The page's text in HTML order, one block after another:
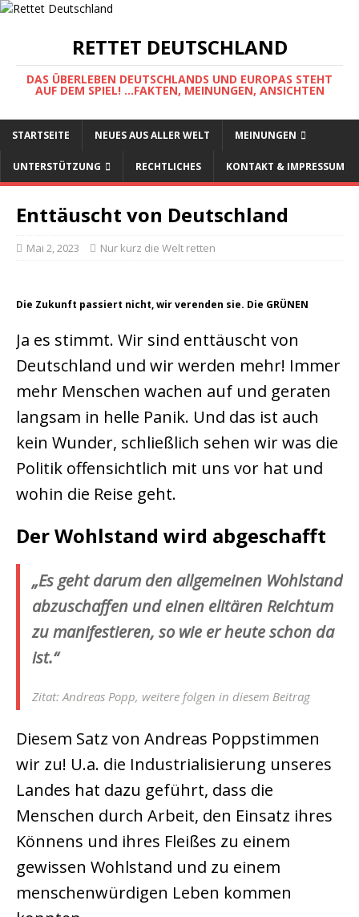
RETTET DEUTSCHLAND
DAS ÜBERLEBEN DEUTSCHLANDS UND EUROPAS STEHT
AUF DEM SPIEL! ...FAKTEN, MEINUNGEN, ANSICHTEN
STARTSEITE NEUES AUS ALLER WELT MEINUNGEN
UNTERSTÜTZUNG RECHTLICHES KONTAKT & IMPRESSUM
Enttäuscht von Deutschland
Mai 2, 2023 Nur kurz die Welt retten
Die Zukunft passiert nicht, wir verenden sie. Die GRÜNEN
Ja es stimmt. Wir sind enttäuscht von
Deutschland und wir werden mehr! Immer
mehr Menschen wachen auf und geraten
langsam in helle Panik. Und das ist auch
kein Wunder, schließlich sehen wir was die
Politik offensichtlich mit uns vor hat und
wohin die Reise geht.
Der Wohlstand wird abgeschafft
„Es geht darum den allgemeinen Wohlstand
abzuschaffen und einen elitären Reichtum
zu manifestieren, so wie er heute schon da
ist.“
Zitat: Andreas Popp, weitere folgen in diesem Beitrag
Diesem Satz von Andreas Poppstimmen
wir zu! U.a. die Industrialisierung unseres
Landes hat dazu geführt, dass die
Menschen durch Arbeit, den Einsatz ihres
Könnens und ihres Fleißes zu einem
gewissen Wohlstand und zu einem
menschenwürdigen Leben kommen